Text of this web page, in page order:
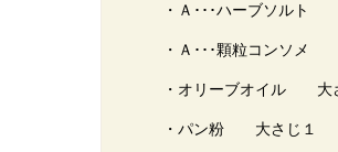
・Ａ･･･ハーブソルト
・Ａ･･･顆粒コンソメ
・オリーブオイル 大
・パン粉 大さじ１